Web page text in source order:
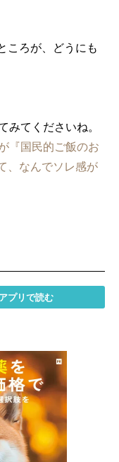
ころが、どうにも
みてくださいね。
『国民的ご飯のお
、なんでソレ感が
アプリで読む